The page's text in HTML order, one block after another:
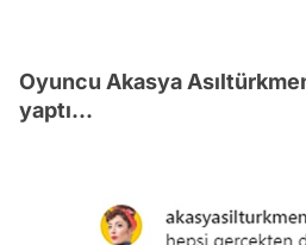
Oyuncu Akasya
yaptı...